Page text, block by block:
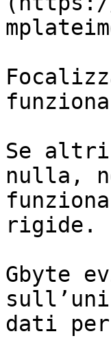
Se altri
nulla,
rigide.
Gbyte
dati